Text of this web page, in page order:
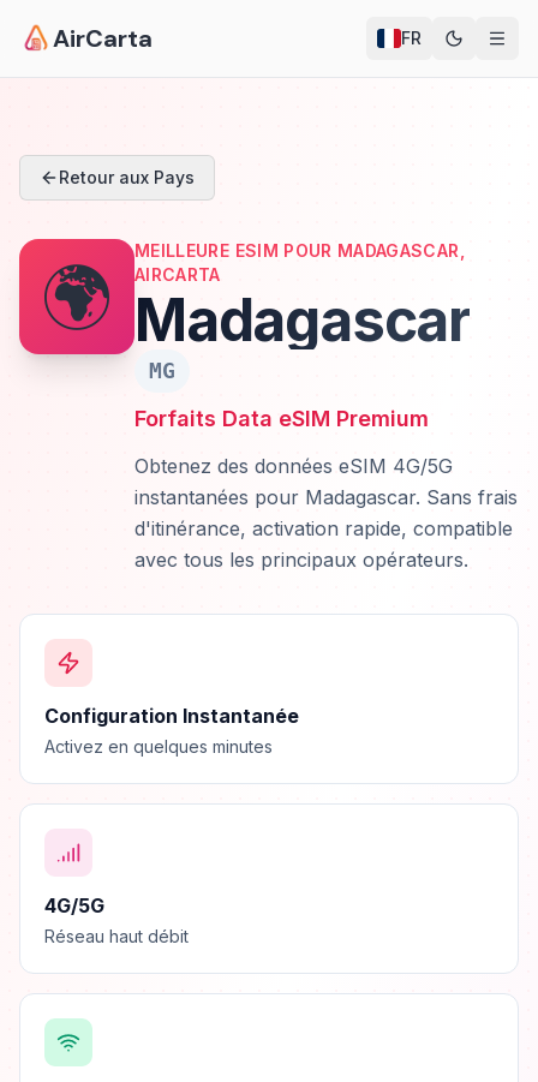
AirCarta FR
Retour aux Pays
🌍
MEILLEURE ESIM POUR MADAGASCAR,
AIRCARTA
Madagascar
MG
Forfaits Data eSIM Premium
Obtenez des données eSIM 4G/5G
instantanées pour Madagascar. Sans frais
d'itinérance, activation rapide, compatible
avec tous les principaux opérateurs.
Configuration Instantanée
Activez en quelques minutes
4G/5G
Réseau haut débit